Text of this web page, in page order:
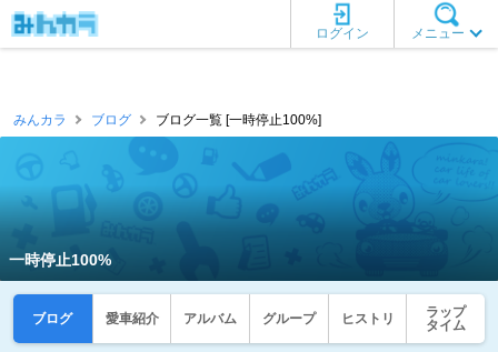
メニュー
ログイン
みんカラ ブログ ブログ一覧 [一時停止100%]
一時停止100%
ブログ 愛車紹介 アルバム グループ ヒストリ
ラップ
タイム